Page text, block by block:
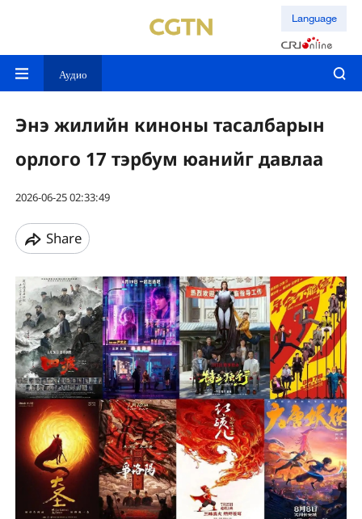
Language
Аудио
Энэ жилийн киноны тасалбарын
орлого 17 тэрбум юанийг давлаа
2026-06-25 02:33:49
Share